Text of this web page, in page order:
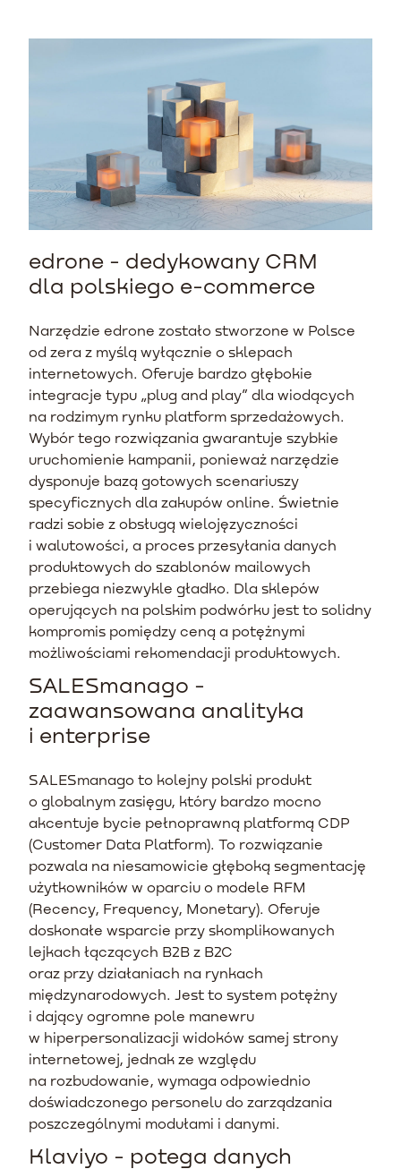
edrone - dedykowany CRM
dla polskiego e-commerce
Narzędzie edrone zostało stworzone w Polsce
od zera z myślą wyłącznie o sklepach
internetowych. Oferuje bardzo głębokie
integracje typu „plug and play” dla wiodących
na rodzimym rynku platform sprzedażowych.
Wybór tego rozwiązania gwarantuje szybkie
uruchomienie kampanii, ponieważ narzędzie
dysponuje bazą gotowych scenariuszy
specyficznych dla zakupów online. Świetnie
radzi sobie z obsługą wielojęzyczności
i walutowości, a proces przesyłania danych
produktowych do szablonów mailowych
przebiega niezwykle gładko. Dla sklepów
operujących na polskim podwórku jest to solidny
kompromis pomiędzy ceną a potężnymi
możliwościami rekomendacji produktowych.
SALESmanago -
zaawansowana analityka
i enterprise
SALESmanago to kolejny polski produkt
o globalnym zasięgu, który bardzo mocno
akcentuje bycie pełnoprawną platformą CDP
(Customer Data Platform). To rozwiązanie
pozwala na niesamowicie głęboką segmentację
użytkowników w oparciu o modele RFM
(Recency, Frequency, Monetary). Oferuje
doskonałe wsparcie przy skomplikowanych
lejkach łączących B2B z B2C
oraz przy działaniach na rynkach
międzynarodowych. Jest to system potężny
i dający ogromne pole manewru
w hiperpersonalizacji widoków samej strony
internetowej, jednak ze względu
na rozbudowanie, wymaga odpowiednio
doświadczonego personelu do zarządzania
poszczególnymi modułami i danymi.
Klaviyo - potega danych